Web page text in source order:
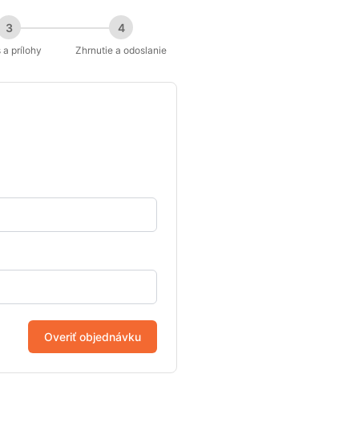
3
a prílohy
4
Zhrnutie a odoslanie
Overiť objednávku